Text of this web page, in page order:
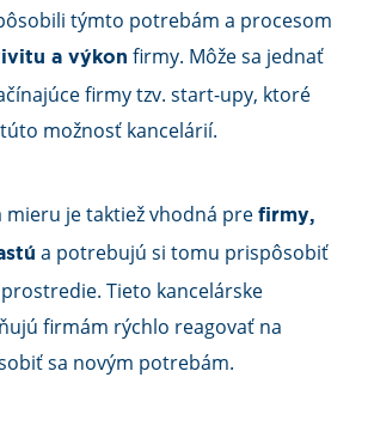
týmto potrebám a procesom
a výkon firmy. Môže sa jednať
firmy tzv. start-upy, ktoré
možnosť kancelárií.
mieru je taktiež vhodná pre firmy,
a potrebujú si tomu prispôsobiť
Tieto kancelárske
firmám rýchlo reagovať na
sa novým potrebám.